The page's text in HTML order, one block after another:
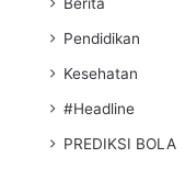
Pendidikan
Kesehatan
#Headline
PREDIKSI BOLA